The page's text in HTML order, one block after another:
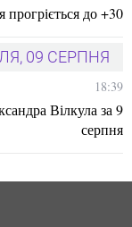
до +30
09 СЕРПНЯ
18:39
Вілкула за 9
серпня